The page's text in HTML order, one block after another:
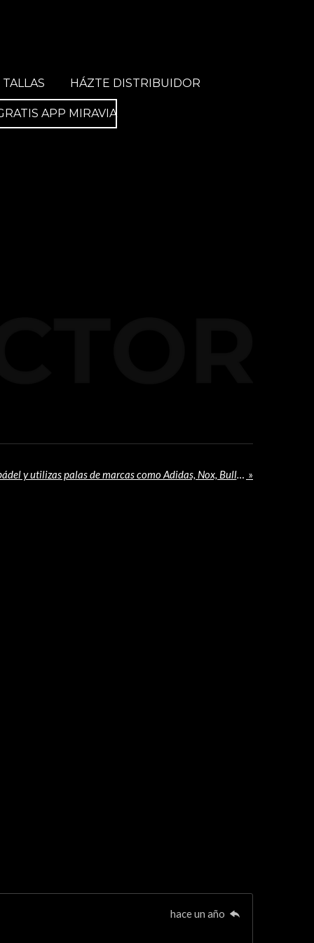
HÁZTE DISTRIBUIDOR
APP MIRAVIA
Si eres un apasionado del pádel y utilizas palas de marcas como Adidas, Nox, Bullpadel, Blackcrown, Siux, Head o Varlion Starvie o Vibora, tenemos una excelente noticia para ti. Existe un accesorio que puede mejorar significativamente tu experiencia en la pista: Constrictor. »
hace un año